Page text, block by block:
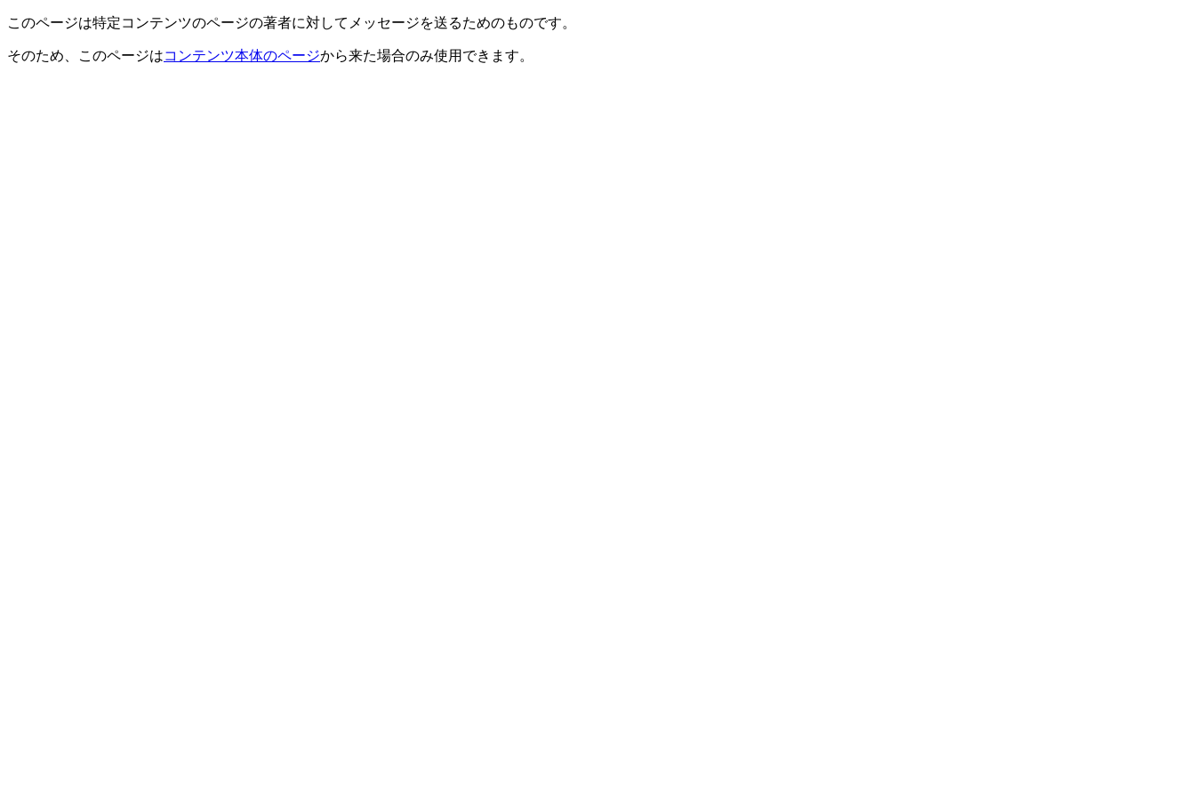
このページは特定コンテンツのページの著者に対してメッセージを送るためのものです。
そのため、このページはコンテンツ本体のページから来た場合のみ使用できます。